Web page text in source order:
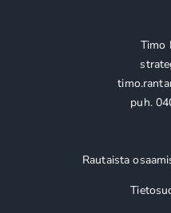
Timo
puh.
Rautaista